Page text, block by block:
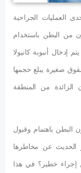
الجراحية
من البطن باستخدام
أنبوبة كانيولا
صغيرة يبلغ حجمها
من المنطقة
باهتمام وقبول
عن مخاطرها
خطير؟ في هذا